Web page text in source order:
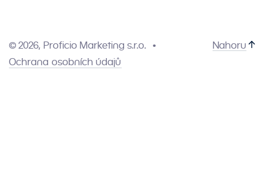
© 2026, Proficio Marketing s.r.o.
Ochrana osobních údajů
Nahoru